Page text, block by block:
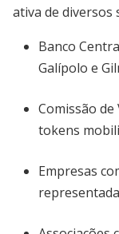
ativa de diversos
Banco
Galípolo e
Comissão
tokens
Empresas